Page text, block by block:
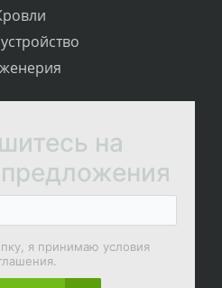
на
я принимаю условия